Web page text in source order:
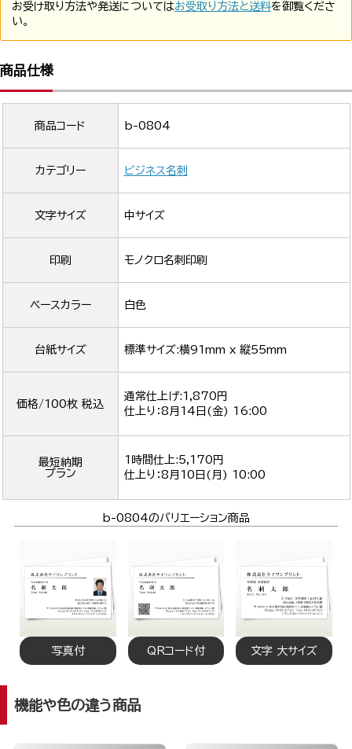
お受け取り方法や発送についてはお受取り方法と送料を御覧くださ
い。
商品仕様
商品コード b-0804
カテゴリー ビジネス名刺
文字サイズ 中サイズ
印刷 モノクロ名刺印刷
ベースカラー 白色
台紙サイズ 標準サイズ:横91mm x 縦55mm
価格/100枚 税込
通常仕上げ:1,870円
仕上り：8月14日(金) 16:00
最短納期
プラン
1時間仕上:5,170円
仕上り：8月10日(月) 10:00
b-0804のバリエーション商品
写真付 QRコード付 文字 大サイズ
機能や色の違う商品